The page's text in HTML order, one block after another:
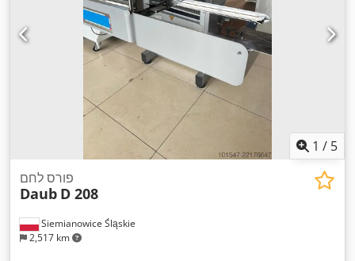
1 / 5
Siemianowice Śląskie
2,517 km
פורס לחם
Daub D 208